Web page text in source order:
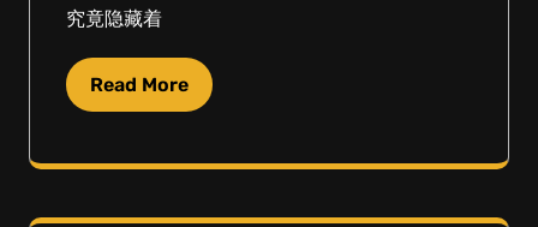
究竟隐藏着
Read More